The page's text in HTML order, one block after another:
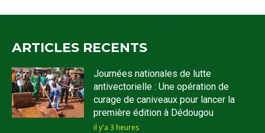
ARTICLES RECENTS
Journées nationales de lutte
antivectorielle : Une opération de
curage de caniveaux pour lancer la
première édition à Dédougou
il y'a 3 heures